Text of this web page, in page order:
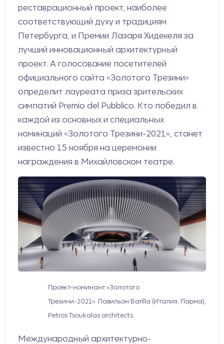
реставрационный проект, наиболее
соответствующий духу и традициям
Петербурга, и Премии Лазаря Хидекеля за
лучший инновационный архитектурный
проект. А голосование посетителей
официального сайта «Золотого Трезини»
определит лауреата приза зрительских
симпатий Premio del Pubblico. Кто победил в
каждой из основных и специальных
номинаций «Золотого Трезини-2021», станет
известно 15 ноября на церемонии
награждения в Михайловском театре.
Проект-номинант «Золотого
Трезини-2021»: Павильон Barilla (Италия, Парма),
Petros Tsoukalas architects.
Международный архитектурно-